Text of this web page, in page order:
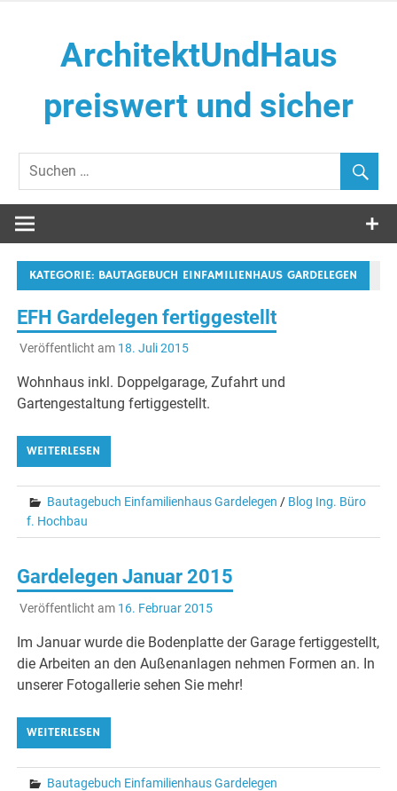
ArchitektUndHaus
preiswert und sicher
KATEGORIE: BAUTAGEBUCH EINFAMILIENHAUS GARDELEGEN
EFH Gardelegen fertiggestellt
Veröffentlicht am 18. Juli 2015
Wohnhaus inkl. Doppelgarage, Zufahrt und
Gartengestaltung fertiggestellt.
WEITERLESEN
Bautagebuch Einfamilienhaus Gardelegen / Blog Ing. Büro
f. Hochbau
Gardelegen Januar 2015
Veröffentlicht am 16. Februar 2015
Im Januar wurde die Bodenplatte der Garage fertiggestellt,
die Arbeiten an den Außenanlagen nehmen Formen an. In
unserer Fotogallerie sehen Sie mehr!
WEITERLESEN
Bautagebuch Einfamilienhaus Gardelegen